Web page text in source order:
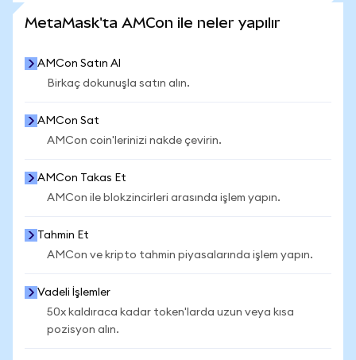
MetaMask'ta AMCon ile neler yapılır
AMCon Satın Al
Birkaç dokunuşla satın alın.
AMCon Sat
AMCon coin'lerinizi nakde çevirin.
AMCon Takas Et
AMCon ile blokzincirleri arasında işlem yapın.
Tahmin Et
AMCon ve kripto tahmin piyasalarında işlem yapın.
Vadeli İşlemler
50x kaldıraca kadar token'larda uzun veya kısa
pozisyon alın.